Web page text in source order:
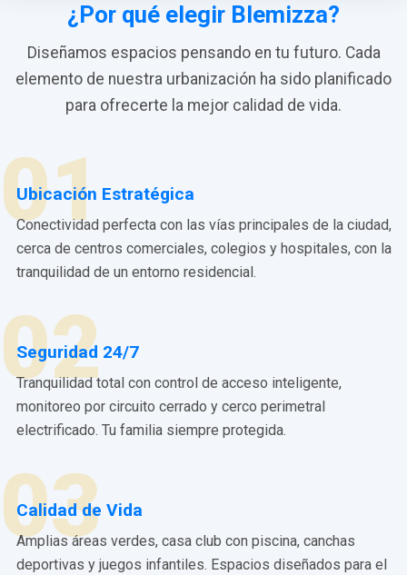
¿Por qué elegir Blemizza?
Diseñamos espacios pensando en tu futuro. Cada
elemento de nuestra urbanización ha sido planificado
para ofrecerte la mejor calidad de vida.
01
Ubicación Estratégica
Conectividad perfecta con las vías principales de la ciudad,
cerca de centros comerciales, colegios y hospitales, con la
tranquilidad de un entorno residencial.
02
Seguridad 24/7
Tranquilidad total con control de acceso inteligente,
monitoreo por circuito cerrado y cerco perimetral
electrificado. Tu familia siempre protegida.
03
Calidad de Vida
Amplias áreas verdes, casa club con piscina, canchas
deportivas y juegos infantiles. Espacios diseñados para el